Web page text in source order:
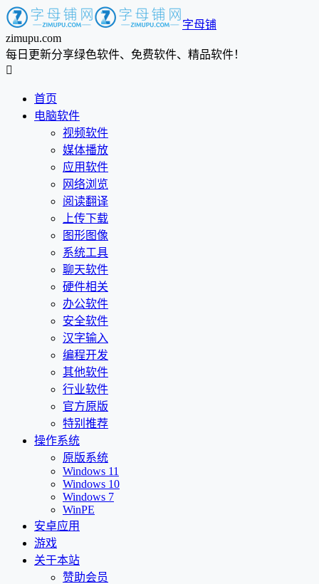
字母铺
zimupu.com
每日更新分享绿色软件、免费软件、精品软件！

首页
电脑软件
视频软件
媒体播放
应用软件
网络浏览
阅读翻译
上传下载
图形图像
系统工具
聊天软件
硬件相关
办公软件
安全软件
汉字输入
编程开发
其他软件
行业软件
官方原版
特别推荐
操作系统
原版系统
Windows 11
Windows 10
Windows 7
WinPE
安卓应用
游戏
关于本站
赞助会员